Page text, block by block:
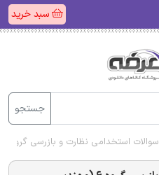
سبد خرید
جستجو
سوالات استخدامی نظارت و بازرسی گروه 6 (مهندسی صنایع) با جواب